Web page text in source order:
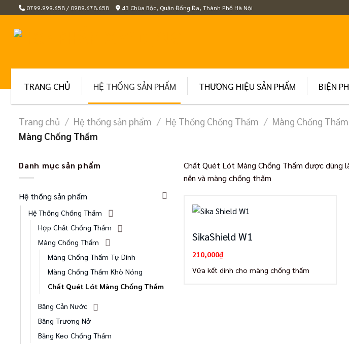
to
content
0799.999.658 / 0989.678.658 43 Chùa Bộc, Quận Đống Đa, Thành Phố Hà Nội
TRANG CHỦ HỆ THỐNG SẢN PHẨM THƯƠNG HIỆU SẢN PHẨM BIỆN
Trang chủ / Hệ thống sản phẩm / Hệ Thống Chống Thấm / Màng Chống Thấm
Màng Chống Thấm
Danh mục sản phẩm
Hệ thống sản phẩm
Hệ Thống Chống Thấm
Hợp Chất Chống Thấm
Màng Chống Thấm
Màng Chống Thấm Tự Dính
Màng Chống Thấm Khò Nóng
Chất Quét Lót Màng Chống Thấm
Băng Cản Nước
Băng Trương Nở
Băng Keo Chống Thấm
Chất Quét Lót Màng Chống Thấm được
nền và màng chống thấm
SikaShield W1
210,000₫
Vữa kết dính cho màng chống thấm